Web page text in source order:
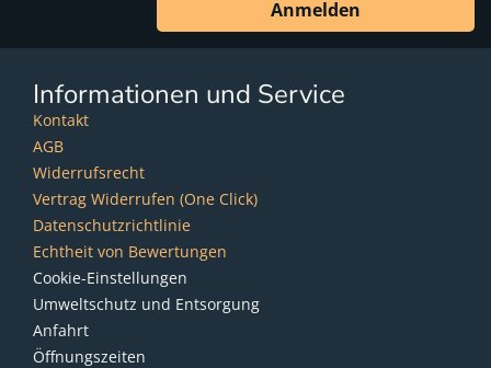
Anmelden
Informationen und Service
Kontakt
AGB
Widerrufsrecht
Vertrag Widerrufen (One Click)
Datenschutzrichtlinie
Echtheit von Bewertungen
Cookie-Einstellungen
Umweltschutz und Entsorgung
Anfahrt
Öffnungszeiten